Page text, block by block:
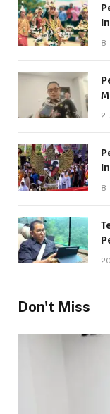
8
2
8
Don't Miss